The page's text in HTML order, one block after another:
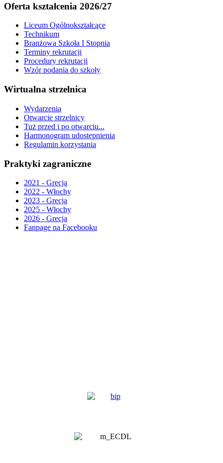
Oferta kształcenia 2026/27
Liceum Ogólnokształcące
Technikum
Branżowa Szkoła I Stopnia
Terminy rekrutacji
Procedury rekrutacji
Wzór podania do szkoły
Wirtualna strzelnica
Wydarzenia
Otwarcie strzelnicy
Tuż przed i po otwarciu...
Harmonogram udostępnienia
Regulamin korzystania
Praktyki zagraniczne
2021 - Grecja
2022 - Włochy
2023 - Grecja
2025 - Włochy
2026 - Grecja
Fanpage na Facebooku